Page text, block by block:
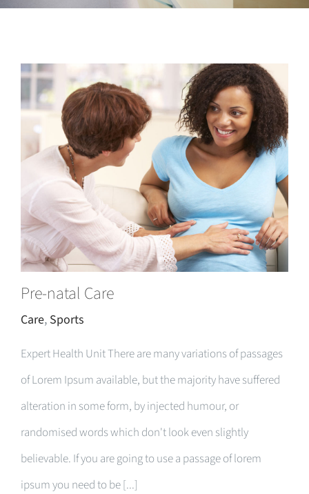
Pre-natal Care
Care, Sports
Expert Health Unit There are many variations of passages
of Lorem Ipsum available, but the majority have suffered
alteration in some form, by injected humour, or
randomised words which don't look even slightly
believable. If you are going to use a passage of lorem
ipsum you need to be [...]